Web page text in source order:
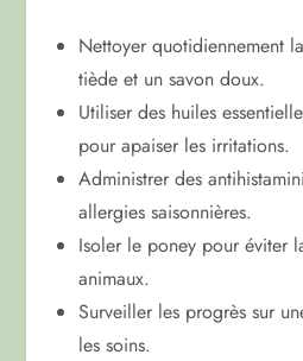
Nettoyer quotidiennement
tiède et un savon doux.
Utiliser des huiles
pour apaiser les irritations.
Administrer des
allergies saisonnières.
Isoler le poney pour éviter
animaux.
Surveiller les progrès sur
les soins.